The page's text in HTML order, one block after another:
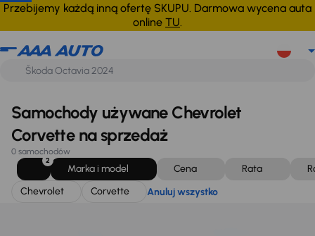
Przebijemy każdą inną ofertę SKUPU. Darmowa wycena auta
online TU.
Chevrolet Corvette Anuluj wszystko
Samochody używane Chevrolet
Corvette na sprzedaż
0 samochodów
2
Marka i model Cena Rata
Chevrolet
Corvette Anuluj wszystko